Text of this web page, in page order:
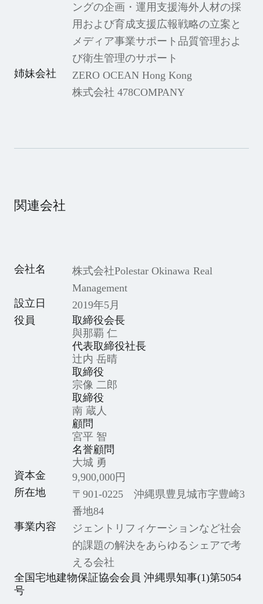
ングの企画・運用支援海外人材の採
用および育成支援広報戦略の立案と
メディア事業サポート 品質管理およ
び衛生管理のサポート
姉妹会社
ZERO OCEAN Hong Kong
株式会社 478COMPANY
関連会社
会社名
株式会社Polestar Okinawa Real
Management
設立日
2019年5月
役員
取締役会長
與那覇 仁
代表取締役社長
辻内 岳晴
取締役
宗像 二郎
取締役
南 蔵人
顧問
宮平 智
名誉顧問
大城 勇
資本金
9,900,000円
所在地
〒901-0225 沖縄県豊見城市字豊崎3
番地84
事業内容
ジェントリフィケーションなど社会
的課題の解決をあらゆるシェアで考
える会社
全国宅地建物保証協会会員 沖縄県知事(1)第5054
号